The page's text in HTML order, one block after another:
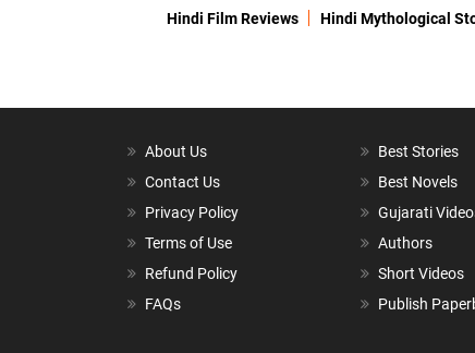
Hindi Film Reviews
Hindi Mythological
About Us
Contact Us
Privacy Policy
Terms of Use
Refund Policy
FAQs
Best Stories
Best Novels
Gujarati
Authors
Short Videos
Publish